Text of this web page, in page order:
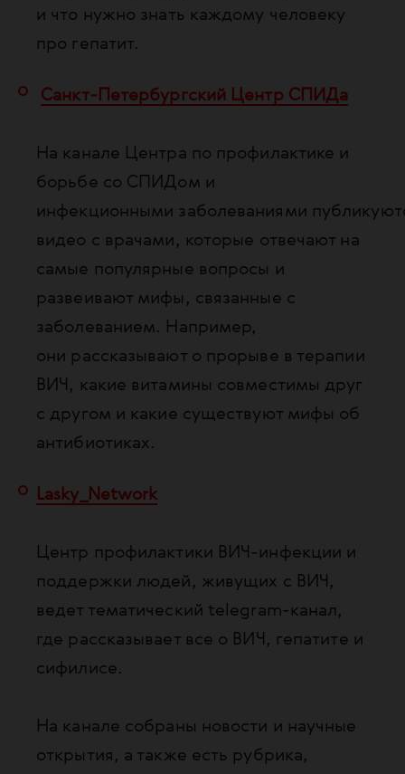
и что нужно знать каждому человеку
про гепатит.
Санкт-Петербургский Центр СПИДа
На канале Центра по профилактике и
борьбе со СПИДом и
инфекционными заболеваниями
видео с врачами, которые отвечают на
самые популярные вопросы и
развеивают мифы, связанные с
заболеванием. Например,
они рассказывают о прорыве в терапии
ВИЧ, какие витамины совместимы друг
с другом и какие существуют мифы об
антибиотиках.
Lasky_Network
Центр профилактики ВИЧ-инфекции и
поддержки людей, живущих с ВИЧ,
ведет тематический telegram-канал,
где рассказывает все о ВИЧ, гепатите и
сифилисе.
На канале собраны новости и научные
открытия, а также есть рубрика,